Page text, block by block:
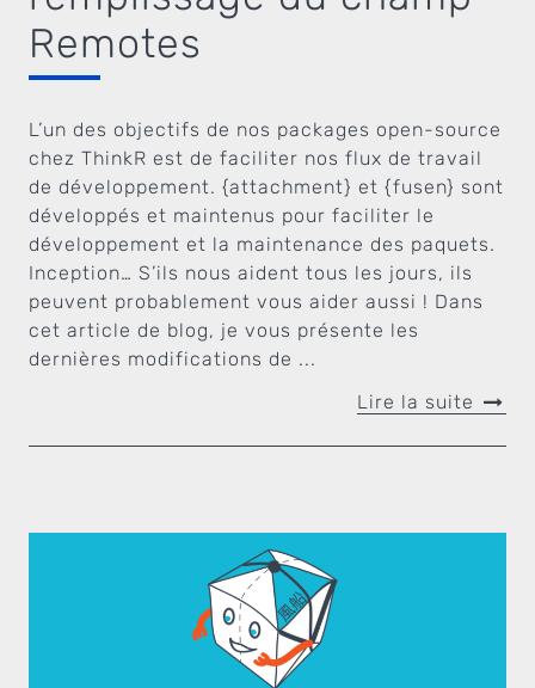
Remotes
L’un des objectifs de nos packages open-source
chez ThinkR est de faciliter nos flux de travail
de développement. {attachment} et {fusen} sont
développés et maintenus pour faciliter le
développement et la maintenance des paquets.
Inception… S’ils nous aident tous les jours, ils
peuvent probablement vous aider aussi ! Dans
cet article de blog, je vous présente les
dernières modifications de ...
Lire la suite